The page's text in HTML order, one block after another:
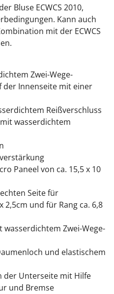
Bluse ECWCS 2010,
Kann auch
mit der ECWCS
Zwei-Wege-
der Innenseite mit einer
Reißverschluss
wasserdichtem
Paneel von ca. 15,5 x 10
Seite für
2,5cm und für Rang ca. 6,8
Zwei-Wege-
und elastischem
der Unterseite mit Hilfe
und Bremse